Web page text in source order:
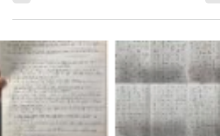
지난 1년간의 모든 시간들이 오직 하나님의 은혜임을 고
하지 않을 수...